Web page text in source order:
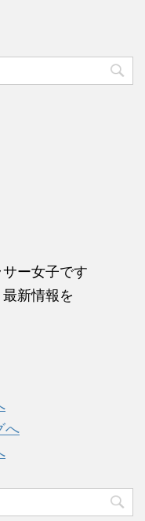
ー女子です
新情報を